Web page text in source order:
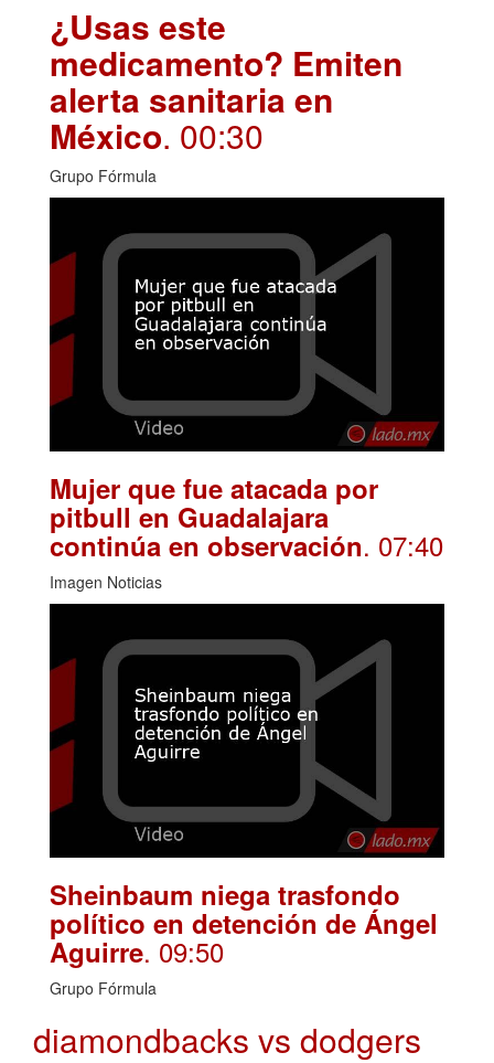
¿Usas este
medicamento? Emiten
alerta sanitaria en
México. 00:30
Grupo Fórmula
Mujer que fue atacada por
pitbull en Guadalajara
continúa en observación. 07:40
Imagen Noticias
Sheinbaum niega trasfondo
político en detención de Ángel
Aguirre. 09:50
Grupo Fórmula
diamondbacks vs dodgers